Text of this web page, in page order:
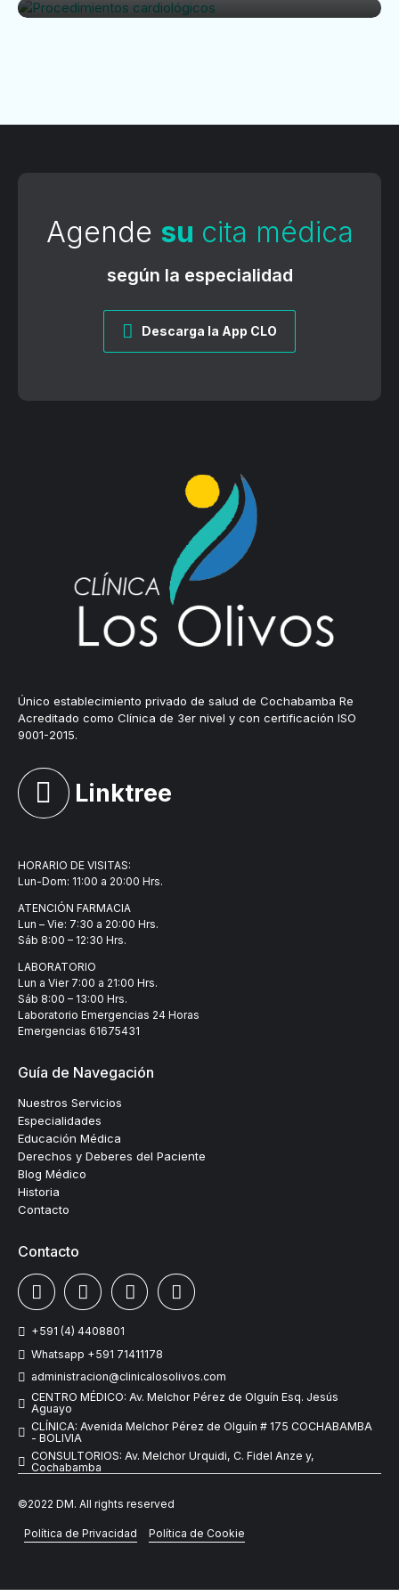
Agende su cita médica
según la especialidad
Descarga la App CLO
Único establecimiento privado de salud de Cochabamba Re
Acreditado como Clínica de 3er nivel y con certificación ISO
9001-2015.
Linktree
HORARIO DE VISITAS:
Lun-Dom: 11:00 a 20:00 Hrs.
ATENCIÓN FARMACIA
Lun – Vie: 7:30 a 20:00 Hrs.
Sáb 8:00 – 12:30 Hrs.
LABORATORIO
Lun a Vier 7:00 a 21:00 Hrs.
Sáb 8:00 – 13:00 Hrs.
Laboratorio Emergencias 24 Horas
Emergencias 61675431
Guía de Navegación
Nuestros Servicios
Especialidades
Educación Médica
Derechos y Deberes del Paciente
Blog Médico
Historia
Contacto
Contacto
+591 (4) 4408801
Whatsapp +591 71411178
administracion@clinicalosolivos.com
CENTRO MÉDICO: Av. Melchor Pérez de Olguín Esq. Jesús
Aguayo
CLÍNICA: Avenida Melchor Pérez de Olguín # 175 COCHABAMBA
- BOLIVIA
CONSULTORIOS: Av. Melchor Urquidi, C. Fidel Anze y,
Cochabamba
©2022 DM. All rights reserved
Política de Privacidad Política de Cookie